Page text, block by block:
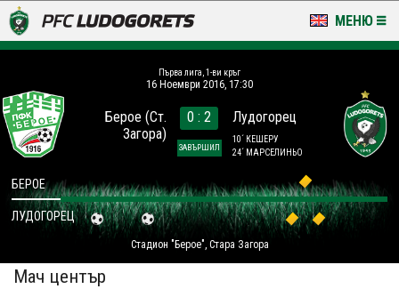
МЕНЮ
LUDOGORETS TV
НА ТЕРЕНА
СТАДИОН & БАЗИ
КЛУБ
ЗА ФЕНОВЕ
Първа лига, 1-ви кръг
16 Ноември 2016, 17:30
Берое (Ст.
Загора)
0 : 2
ЗАВЪРШИЛ
Лудогорец
10´ КЕШЕРУ
24´ МАРСЕЛИНЬО
Стадион "Берое", Стара Загора
БЕРОЕ
ЛУДОГОРЕЦ
Мач център